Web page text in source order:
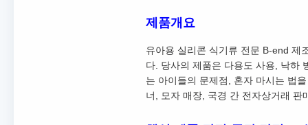
제품개요
유아용 실리콘 식기류 전문 B-end 제
다. 당사의 제품은 다용도 사용, 낙하
는 아이들의 문제점, 혼자 마시는 법
너, 모자 매장, 국경 간 전자상거래